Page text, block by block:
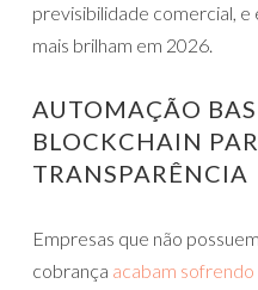
previsibilidade comercial, e
mais brilham em 2026.
AUTOMAÇÃO
BLOCKCHAIN
TRANSPARÊNCIA
Empresas que não
cobrança acabam sofrendo